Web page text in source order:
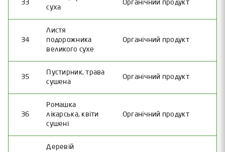
33
суха
Органічний продукт
34
Листя
подорожника
великого сухе
Органічний продукт
35
Пустирник, трава
сушена
Органічний продукт
36
Ромашка
лікарська, квіти
сушені
Органічний продукт
Деревій